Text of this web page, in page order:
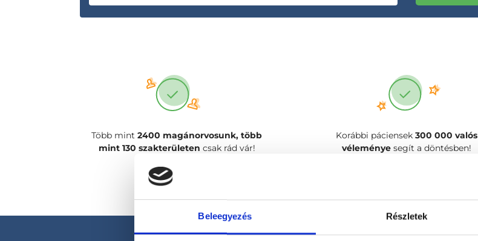
Beleegyezés Részletek
Több mint 2400 magánorvosunk, több
mint 130 szakterületen csak rád vár!
Korábbi páciensek 300 000 valós
véleménye segít a döntésben!